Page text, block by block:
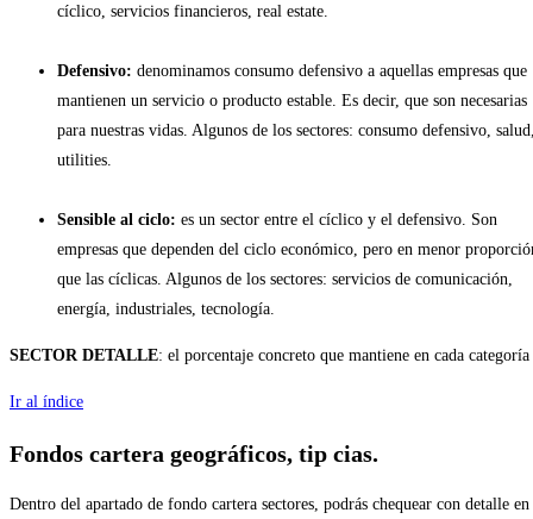
cíclico, servicios financieros, real estate.
Defensivo: denominamos consumo defensivo a aquellas empresas que
mantienen un servicio o producto estable. Es decir, que son necesarias
para nuestras vidas. Algunos de los sectores: consumo defensivo,
utilities.
Sensible al ciclo: es un sector entre el cíclico y el defensivo. Son
empresas que dependen del ciclo económico, pero en menor
que las cíclicas. Algunos de los sectores: servicios de comunicación,
energía, industriales, tecnología.
SECTOR DETALLE: el porcentaje concreto que mantiene en cada categoría
Ir al índice
Fondos cartera geográficos, tip cias.
Dentro del apartado de fondo cartera sectores, podrás chequear con detalle en